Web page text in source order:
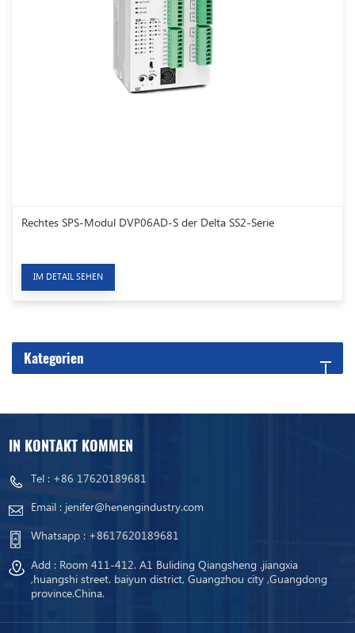
Rechtes SPS-Modul DVP06AD-S der Delta SS2-Serie
IM DETAIL SEHEN
Kategorien
IN KONTAKT KOMMEN
Tel : +86 17620189681
Email : jenifer@henengindustry.com
Whatsapp : +8617620189681
Add : Room 411-412. A1 Buliding Qiangsheng .jiangxia
,huangshi street. baiyun district, Guangzhou city ,Guangdong
province.China.